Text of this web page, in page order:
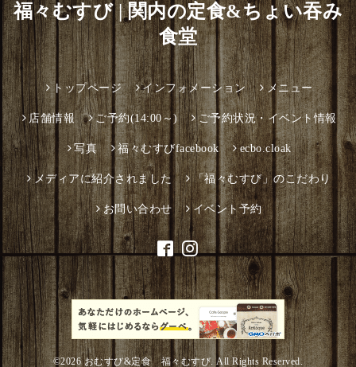
福々むすび | 関内の定食&ちょい吞み
食堂
トップページ インフォメーション メニュー
店舗情報 ご予約(14:00～) ご予約状況・イベント情報
写真 福々むすびfacebook ecbo.cloak
メディアに紹介されました 「福々むすび」のこだわり
お問い合わせ イベント予約
©2026おむすび&定食 福々むすび. All Rights Reserved.